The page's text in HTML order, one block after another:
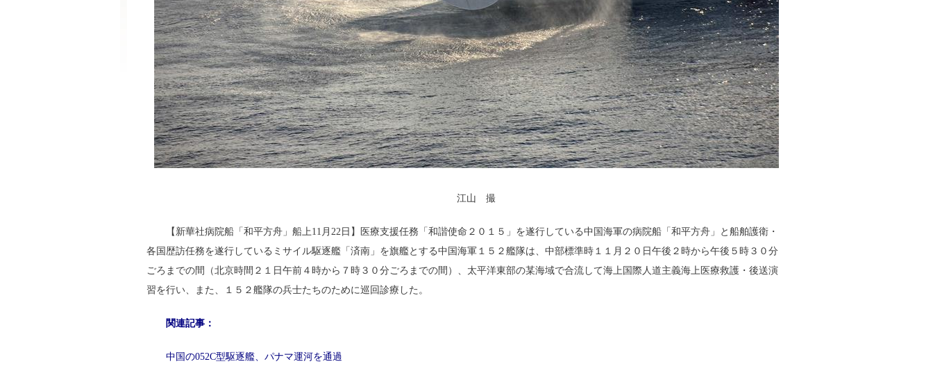
江山 撮
【新華社病院船「和平方舟」船上11月22日】医療支援任務「和諧使命２０１５」を遂行している中国海軍の病院船「和平方舟」と船舶護衛・
各国歴訪任務を遂行しているミサイル駆逐艦「済南」を旗艦とする中国海軍１５２艦隊は、中部標準時１１月２０日午後２時から午後５時３０分
ごろまでの間（北京時間２１日午前４時から７時３０分ごろまでの間）、太平洋東部の某海域で合流して海上国際人道主義海上医療救護・後送演
習を行い、また、１５２艦隊の兵士たちのために巡回診療した。
関連記事：
中国の052C型駆逐艦、パナマ運河を通過